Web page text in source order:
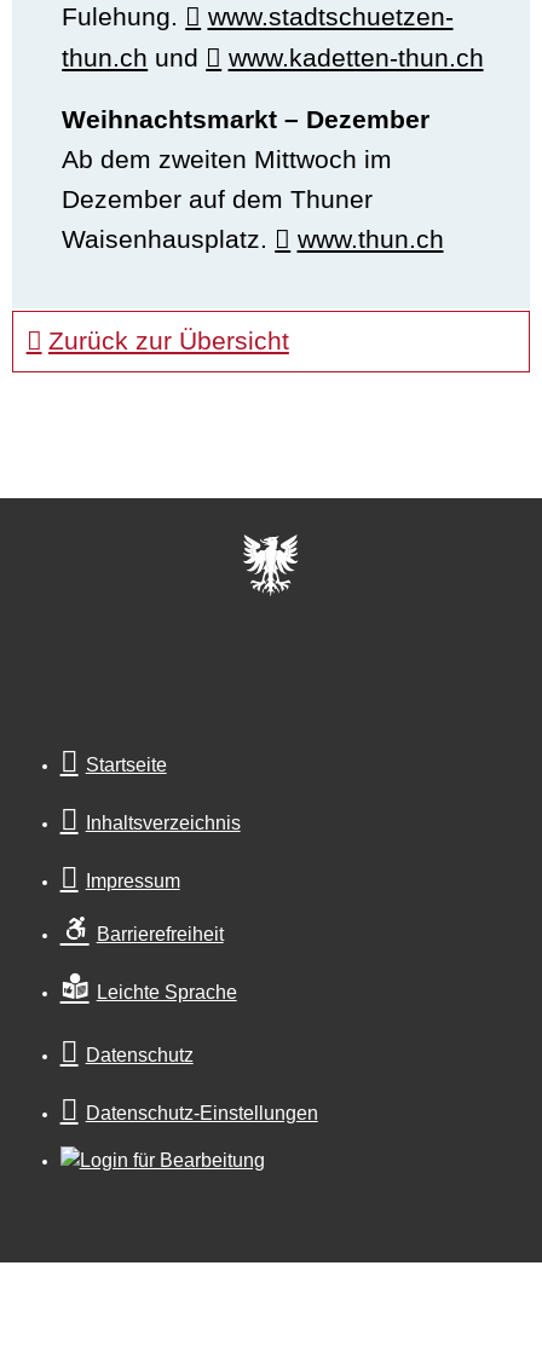
Fulehung.
www.stadtschuetzen-
thun.ch und www.kadetten-thun.ch
Weihnachtsmarkt – Dezember
Ab dem zweiten Mittwoch im
Dezember auf dem Thuner
Waisenhausplatz.
www.thun.ch
Zurück zur Übersicht
Startseite
Inhaltsverzeichnis
Impressum
Barrierefreiheit
Leichte Sprache
Datenschutz
Datenschutz-Einstellungen